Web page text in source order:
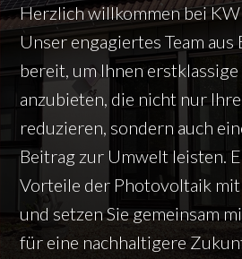
Herzlich willkommen bei
Unser engagiertes Team
bereit, um Ihnen
anzubieten, die nicht nur
reduzieren, sondern auch
Beitrag zur Umwelt leisten.
Vorteile der Photovoltaik
und setzen Sie gemeinsam
für eine nachhaltigere